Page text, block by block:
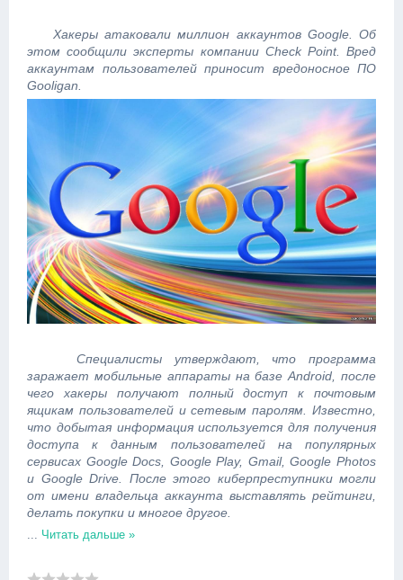
Хакеры атаковали миллион аккаунтов Google. Об
этом сообщили эксперты компании Check Point. Вред
аккаунтам пользователей приносит вредоносное ПО
Gooligan.
Специалисты утверждают, что программа
заражает мобильные аппараты на базе Android, после
чего хакеры получают полный доступ к почтовым
ящикам пользователей и сетевым паролям. Известно,
что добытая информация используется для получения
доступа к данным пользователей на популярных
сервисах Google Docs, Google Play, Gmail, Google Photos
и Google Drive. После этого киберпреступники могли
от имени владельца аккаунта выставлять рейтинги,
делать покупки и многое другое.
... Читать дальше »